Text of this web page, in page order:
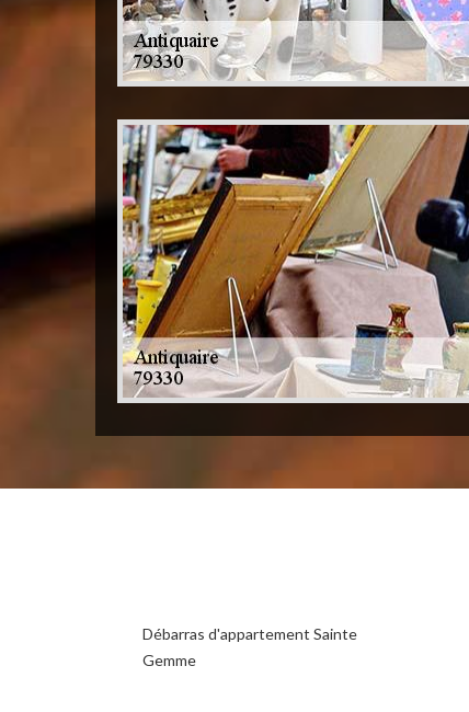
Débarras d'appartement Sainte
Gemme